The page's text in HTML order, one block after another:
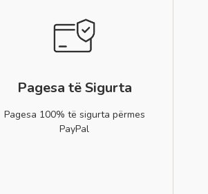
Pagesa të Sigurta
Pagesa 100% të sigurta përmes
PayPal